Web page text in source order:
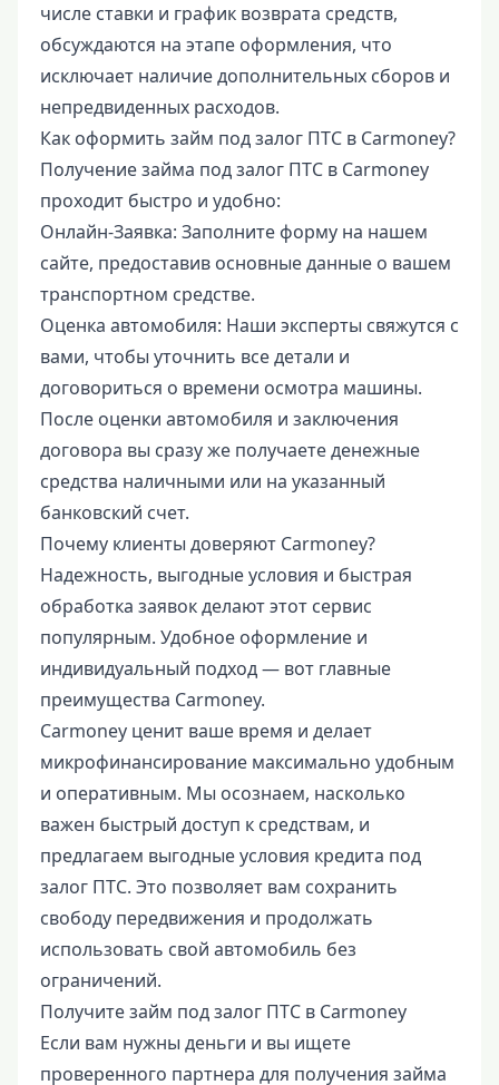
числе ставки и график возврата средств,
обсуждаются на этапе оформления, что
исключает наличие дополнительных сборов и
непредвиденных расходов.
Как оформить займ под залог ПТС в Carmoney?
Получение займа под залог ПТС в Carmoney
проходит быстро и удобно:
Онлайн-Заявка: Заполните форму на нашем
сайте, предоставив основные данные о вашем
транспортном средстве.
Оценка автомобиля: Наши эксперты свяжутся с
вами, чтобы уточнить все детали и
договориться о времени осмотра машины.
После оценки автомобиля и заключения
договора вы сразу же получаете денежные
средства наличными или на указанный
банковский счет.
Почему клиенты доверяют Carmoney?
Надежность, выгодные условия и быстрая
обработка заявок делают этот сервис
популярным. Удобное оформление и
индивидуальный подход — вот главные
преимущества Carmoney.
Carmoney ценит ваше время и делает
микрофинансирование максимально удобным
и оперативным. Мы осознаем, насколько
важен быстрый доступ к средствам, и
предлагаем выгодные условия кредита под
залог ПТС. Это позволяет вам сохранить
свободу передвижения и продолжать
использовать свой автомобиль без
ограничений.
Получите займ под залог ПТС в Carmoney
Если вам нужны деньги и вы ищете
проверенного партнера для получения займа